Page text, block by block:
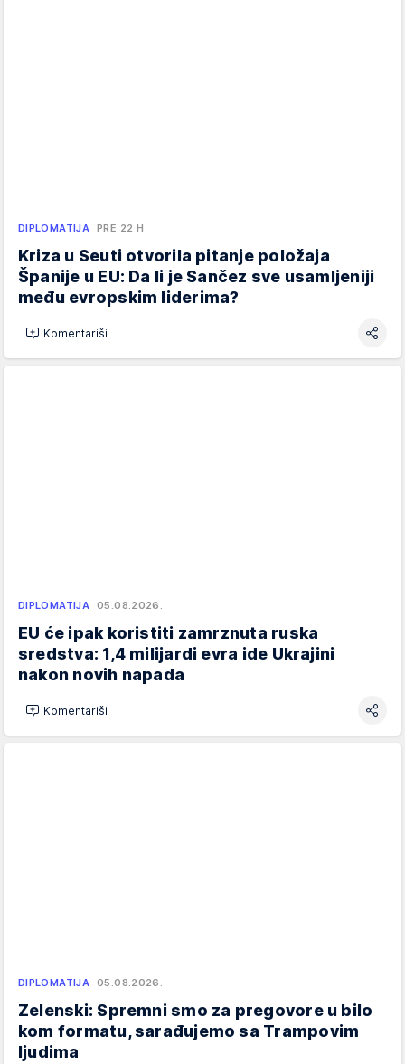
DIPLOMATIJA PRE 22 H
Kriza u Seuti otvorila pitanje položaja
Španije u EU: Da li je Sančez sve usamljeniji
među evropskim liderima?
Komentariši
DIPLOMATIJA 05.08.2026.
EU će ipak koristiti zamrznuta ruska
sredstva: 1,4 milijardi evra ide Ukrajini
nakon novih napada
Komentariši
DIPLOMATIJA 05.08.2026.
Zelenski: Spremni smo za pregovore u bilo
kom formatu, sarađujemo sa Trampovim
ljudima